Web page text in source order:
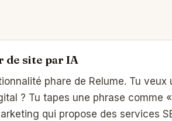
de site par IA
phare de Relume. Tu
? Tu tapes une phrase comme
qui propose des services